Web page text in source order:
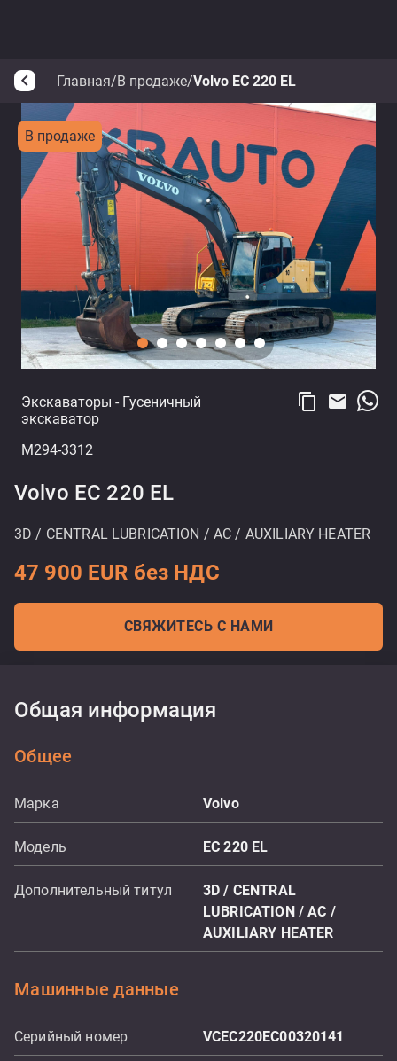
arrow_back_ios Главная/В продаже/Volvo EC 220 EL
В продаже
Экскаваторы - Гусеничный
экскаватор
M294-3312
content_copy email
Volvo EC 220 EL
3D / CENTRAL LUBRICATION / AC / AUXILIARY HEATER
47 900 EUR без НДС
СВЯЖИТЕСЬ С НАМИ
Общая информация
Общее
Марка Volvo
Модель EC 220 EL
Дополнительный титул
3D / CENTRAL
LUBRICATION / AC /
AUXILIARY HEATER
Машинные данные
Серийный номер VCEC220EC00320141